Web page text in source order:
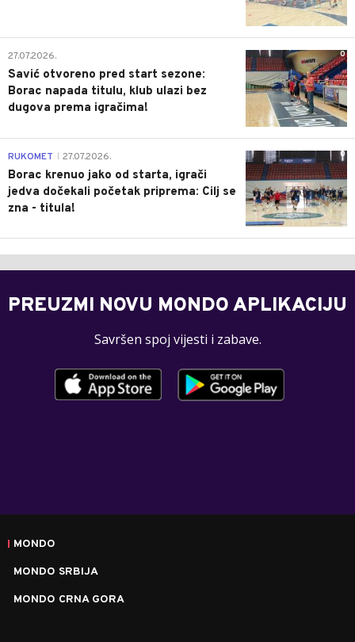
0
27.07.2026.
Savić otvoreno pred start sezone:
Borac napada titulu, klub ulazi bez
dugova prema igračima!
0
RUKOMET 27.07.2026.
Borac krenuo jako od starta, igrači
jedva dočekali početak priprema: Cilj se
zna - titula!
PREUZMI NOVU MONDO APLIKACIJU
Savršen spoj vijesti i zabave.
MONDO
MONDO SRBIJA
MONDO CRNA GORA